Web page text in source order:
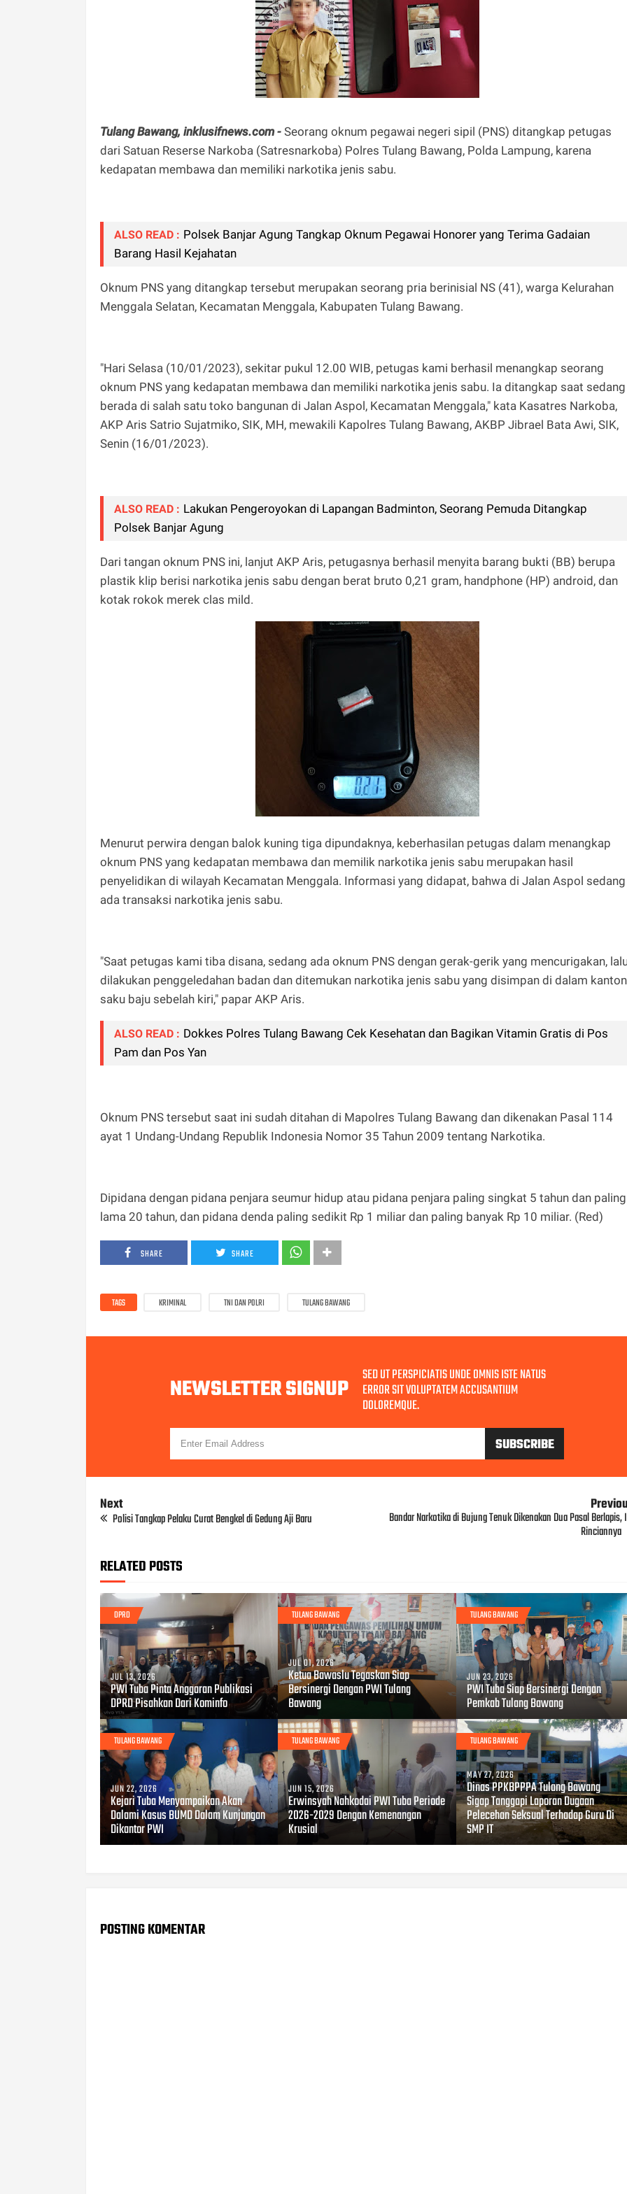
Tulang Bawang, inklusifnews.com - Seorang oknum pegawai negeri sipil (PNS) ditangkap petugas
dari Satuan Reserse Narkoba (Satresnarkoba) Polres Tulang Bawang, Polda Lampung, karena
kedapatan membawa dan memiliki narkotika jenis sabu.
ALSO READ : Polsek Banjar Agung Tangkap Oknum Pegawai Honorer yang Terima Gadaian
Barang Hasil Kejahatan
Oknum PNS yang ditangkap tersebut merupakan seorang pria berinisial NS (41), warga Kelurahan
Menggala Selatan, Kecamatan Menggala, Kabupaten Tulang Bawang.
"Hari Selasa (10/01/2023), sekitar pukul 12.00 WIB, petugas kami berhasil menangkap seorang
oknum PNS yang kedapatan membawa dan memiliki narkotika jenis sabu. Ia ditangkap saat sedang
berada di salah satu toko bangunan di Jalan Aspol, Kecamatan Menggala," kata Kasatres Narkoba,
AKP Aris Satrio Sujatmiko, SIK, MH, mewakili Kapolres Tulang Bawang, AKBP Jibrael Bata Awi, SIK,
Senin (16/01/2023).
ALSO READ : Lakukan Pengeroyokan di Lapangan Badminton, Seorang Pemuda Ditangkap
Polsek Banjar Agung
Dari tangan oknum PNS ini, lanjut AKP Aris, petugasnya berhasil menyita barang bukti (BB) berupa
plastik klip berisi narkotika jenis sabu dengan berat bruto 0,21 gram, handphone (HP) android, dan
kotak rokok merek clas mild.
Menurut perwira dengan balok kuning tiga dipundaknya, keberhasilan petugas dalam menangkap
oknum PNS yang kedapatan membawa dan memilik narkotika jenis sabu merupakan hasil
penyelidikan di wilayah Kecamatan Menggala. Informasi yang didapat, bahwa di Jalan Aspol sedang
ada transaksi narkotika jenis sabu.
"Saat petugas kami tiba disana, sedang ada oknum PNS dengan gerak-gerik yang mencurigakan,
dilakukan penggeledahan badan dan ditemukan narkotika jenis sabu yang disimpan di dalam
saku baju sebelah kiri," papar AKP Aris.
ALSO READ : Dokkes Polres Tulang Bawang Cek Kesehatan dan Bagikan Vitamin Gratis di Pos
Pam dan Pos Yan
Oknum PNS tersebut saat ini sudah ditahan di Mapolres Tulang Bawang dan dikenakan Pasal 114
ayat 1 Undang-Undang Republik Indonesia Nomor 35 Tahun 2009 tentang Narkotika.
Dipidana dengan pidana penjara seumur hidup atau pidana penjara paling singkat 5 tahun dan paling
lama 20 tahun, dan pidana denda paling sedikit Rp 1 miliar dan paling banyak Rp 10 miliar. (Red)
SHARE SHARE
TAGS KRIMINAL TNI DAN POLRI TULANG BAWANG
NEWSLETTER SIGNUP SED UT PERSPICIATIS UNDE OMNIS ISTE NATUS
ERROR SIT VOLUPTATEM ACCUSANTIUM
DOLOREMQUE.
Next
Polisi Tangkap Pelaku Curat Bengkel di Gedung Aji Baru Bandar Narkotika di Bujung Tenuk Dikenakan Dua Pasal Berlapis,
Rinciannya
RELATED POSTS
DPRD
JUL 13, 2026
PWI Tuba Pinta Anggaran Publikasi
DPRD Pisahkan Dari Kominfo
TULANG BAWANG
JUL 01, 2026
Ketua Bawaslu Tegaskan Siap
Bersinergi Dengan PWI Tulang
Bawang
TULANG BAWANG
JUN 23, 2026
PWI Tuba Siap Bersinergi Dengan
Pemkab Tulang Bawang
TULANG BAWANG
JUN 22, 2026
Kejari Tuba Menyampaikan Akan
Dalami Kasus BUMD Dalam Kunjungan
Dikantor PWI
TULANG BAWANG
JUN 15, 2026
Erwinsyah Nahkodai PWI Tuba Periode
2026-2029 Dengan Kemenangan
Krusial
TULANG BAWANG
MAY 27, 2026
Dinas PPKBPPPA Tulang Bawang
Sigap Tanggapi Laporan Dugaan
Pelecehan Seksual Terhadap Guru Di
SMP IT
POSTING KOMENTAR